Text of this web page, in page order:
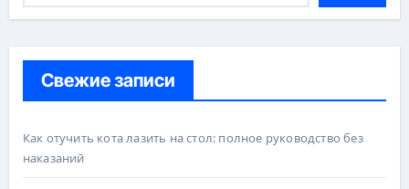
Свежие записи
Как отучить кота лазить на стол: полное руководство без
наказаний